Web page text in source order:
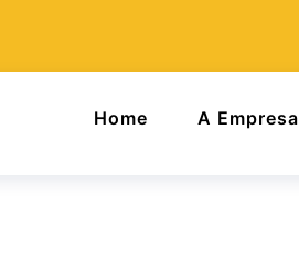
Home A Empresa